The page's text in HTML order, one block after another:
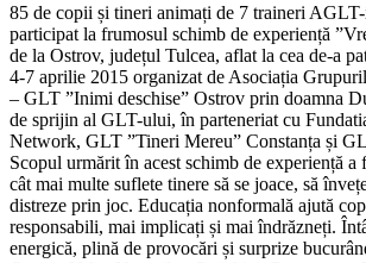
85 de copii și tineri animați de 7 traineri
participat la frumosul schimb de experiență
de la Ostrov, județul Tulcea, aflat la cea de-a
4-7 aprilie 2015 organizat de Asociația
– GLT ”Inimi deschise” Ostrov prin doamna
de sprijin al GLT-ului, în parteneriat cu
Network, GLT ”Tineri Mereu” Constanța și
Scopul urmărit în acest schimb de experiență a
cât mai multe suflete tinere să se joace, să
distreze prin joc. Educația nonformală ajută
responsabili, mai implicați și mai îndrăzneți.
energică, plină de provocări și surprize